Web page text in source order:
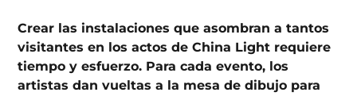
Crear las instalaciones que asombran a tantos
visitantes en los actos de China Light requiere
tiempo y esfuerzo. Para cada evento, los
artistas dan vueltas a la mesa de dibujo para